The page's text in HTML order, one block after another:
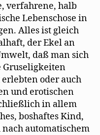
verfahrene, halb
Lebenschose in
Alles ist gleich
der Ekel an
daß man sich
Gruseligkeiten
oder auch
und erotischen
in allem
boshaftes Kind,
automatischem